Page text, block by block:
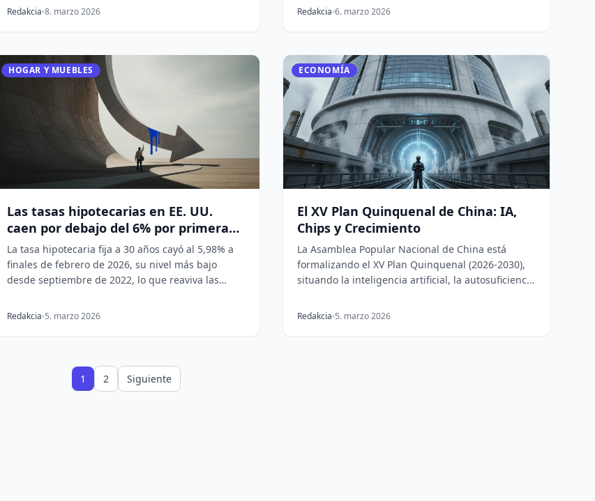
Redakcia 8. marzo 2026 Redakcia 6. marzo 2026
HOGAR Y MUEBLES
Las tasas hipotecarias en EE. UU.
caen por debajo del 6% por primera
vez desde 2022
La tasa hipotecaria fija a 30 años cayó al 5,98% a
finales de febrero de 2026, su nivel más bajo
desde septiembre de 2022, lo que reaviva las
Redakcia 5. marzo 2026
ECONOMÍA
El XV Plan Quinquenal de China: IA,
Chips y Crecimiento
La Asamblea Popular Nacional de China está
formalizando el XV Plan Quinquenal (2026-2030),
situando la inteligencia artificial, la autosuficiencia
Redakcia 5. marzo 2026
1 2 Siguiente